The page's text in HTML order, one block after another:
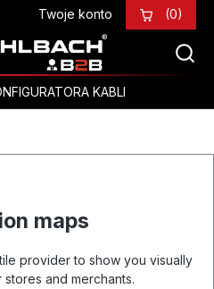
Twoje konto (0)
KABLI
maps
provider to show you visually
and merchants.